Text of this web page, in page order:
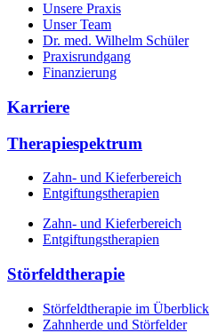
Unsere Praxis
Unser Team
Dr. med. Wilhelm Schüler
Praxisrundgang
Finanzierung
Karriere
Therapiespektrum
Zahn- und Kieferbereich
Entgiftungstherapien
Zahn- und Kieferbereich
Entgiftungstherapien
Störfeldtherapie
Störfeldtherapie im Überblick
Zahnherde und Störfelder